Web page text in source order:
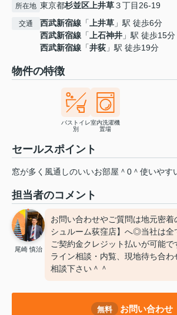
所在地 東京都杉並区上井草３丁目26-19
交通 西武新宿線 「上井草 」駅 徒歩6分
西武新宿線 「上石神井 」駅 徒歩15分
西武新宿線 「井荻 」駅 徒歩19分
物件の特徴
バストイレ
別
室内洗濯機
置場
セールスポイント
窓が多く風通しのいいお部屋＾0＾使いやす
担当者のコメント
尾崎 慎治
お問い合わせやご質問は地元密着
シュルーム荻窪店】へ◎当社は全
ご契約金クレジット払いが可能
ライン相談・内覧、現地待ち合
相談下さい＾＾
無料 お問い合わせ